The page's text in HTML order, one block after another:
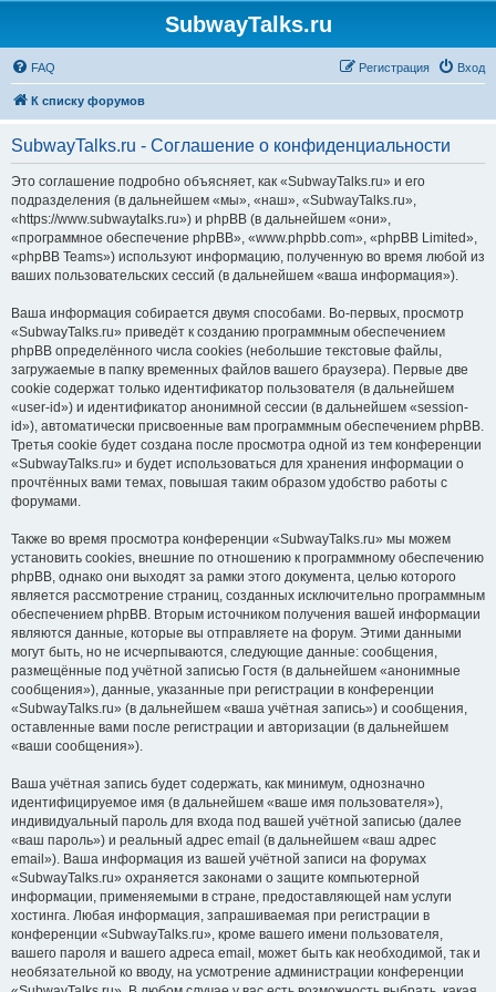
SubwayTalks.ru
FAQ Вход
Регистрация
К списку форумов
SubwayTalks.ru - Соглашение о конфиденциальности
Это соглашение подробно объясняет, как «SubwayTalks.ru» и его
подразделения (в дальнейшем «мы», «наш», «SubwayTalks.ru»,
«https://www.subwaytalks.ru») и phpBB (в дальнейшем «они»,
«программное обеспечение phpBB», «www.phpbb.com», «phpBB Limited»,
«phpBB Teams») используют информацию, полученную во время любой из
ваших пользовательских сессий (в дальнейшем «ваша информация»).
Ваша информация собирается двумя способами. Во-первых, просмотр
«SubwayTalks.ru» приведёт к созданию программным обеспечением
phpBB определённого числа cookies (небольшие текстовые файлы,
загружаемые в папку временных файлов вашего браузера). Первые две
cookie содержат только идентификатор пользователя (в дальнейшем
«user-id») и идентификатор анонимной сессии (в дальнейшем «session-
id»), автоматически присвоенные вам программным обеспечением phpBB.
Третья cookie будет создана после просмотра одной из тем конференции
«SubwayTalks.ru» и будет использоваться для хранения информации о
прочтённых вами темах, повышая таким образом удобство работы с
форумами.
Также во время просмотра конференции «SubwayTalks.ru» мы можем
установить cookies, внешние по отношению к программному обеспечению
phpBB, однако они выходят за рамки этого документа, целью которого
является рассмотрение страниц, созданных исключительно программным
обеспечением phpBB. Вторым источником получения вашей информации
являются данные, которые вы отправляете на форум. Этими данными
могут быть, но не исчерпываются, следующие данные: сообщения,
размещённые под учётной записью Гостя (в дальнейшем «анонимные
сообщения»), данные, указанные при регистрации в конференции
«SubwayTalks.ru» (в дальнейшем «ваша учётная запись») и сообщения,
оставленные вами после регистрации и авторизации (в дальнейшем
«ваши сообщения»).
Ваша учётная запись будет содержать, как минимум, однозначно
идентифицируемое имя (в дальнейшем «ваше имя пользователя»),
индивидуальный пароль для входа под вашей учётной записью (далее
«ваш пароль») и реальный адрес email (в дальнейшем «ваш адрес
email»). Ваша информация из вашей учётной записи на форумах
«SubwayTalks.ru» охраняется законами о защите компьютерной
информации, применяемыми в стране, предоставляющей нам услуги
хостинга. Любая информация, запрашиваемая при регистрации в
конференции «SubwayTalks.ru», кроме вашего имени пользователя,
вашего пароля и вашего адреса email, может быть как необходимой, так и
необязательной ко вводу, на усмотрение администрации конференции